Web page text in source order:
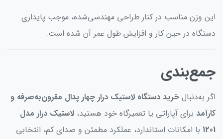
این وزن مناسب در کنار طراحی مهندسی‌شده، موجب پایداری
دستگاه در حین کار و افزایش طول عمر آن شده است.
جمع‌بندی
اگر به‌دنبال خرید دستگاه لاستیک درار چهار پدال مقرون‌به‌صرفه و
کارآمد برای آپاراتی یا تعمیرگاه خود هستید، لاستیک درار مدل
1201 با امکانات استاندارد، عملکرد مطمئن و صدای کم، انتخابی